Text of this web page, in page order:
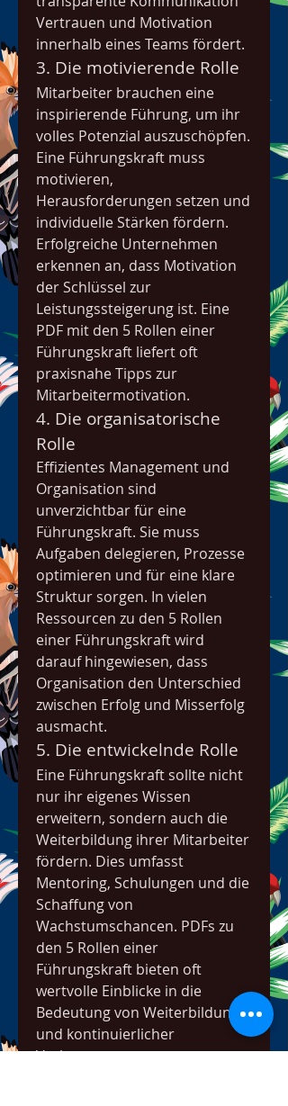
Vertrauen und Motivation
innerhalb eines Teams fördert.
3. Die motivierende Rolle
Mitarbeiter brauchen eine
inspirierende Führung, um ihr
volles Potenzial auszuschöpfen.
Eine Führungskraft muss
motivieren,
Herausforderungen setzen und
individuelle Stärken fördern.
Erfolgreiche Unternehmen
erkennen an, dass Motivation
der Schlüssel zur
Leistungssteigerung ist. Eine
PDF mit den 5 Rollen einer
Führungskraft liefert oft
praxisnahe Tipps zur
Mitarbeitermotivation.
4. Die organisatorische
Rolle
Effizientes Management und
Organisation sind
unverzichtbar für eine
Führungskraft. Sie muss
Aufgaben delegieren, Prozesse
optimieren und für eine klare
Struktur sorgen. In vielen
Ressourcen zu den 5 Rollen
einer Führungskraft wird
darauf hingewiesen, dass
Organisation den Unterschied
zwischen Erfolg und Misserfolg
ausmacht.
5. Die entwickelnde Rolle
Eine Führungskraft sollte nicht
nur ihr eigenes Wissen
erweitern, sondern auch die
Weiterbildung ihrer Mitarbeiter
fördern. Dies umfasst
Mentoring, Schulungen und die
Schaffung von
Wachstumschancen. PDFs zu
den 5 Rollen einer
Führungskraft bieten oft
wertvolle Einblicke in die
Bedeutung von Weiterbildung
und kontinuierlicher
Verbesserung.